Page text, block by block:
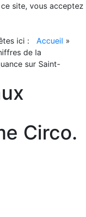
site, vous
ici : Accueil »
de la
sur Saint-
Circo.